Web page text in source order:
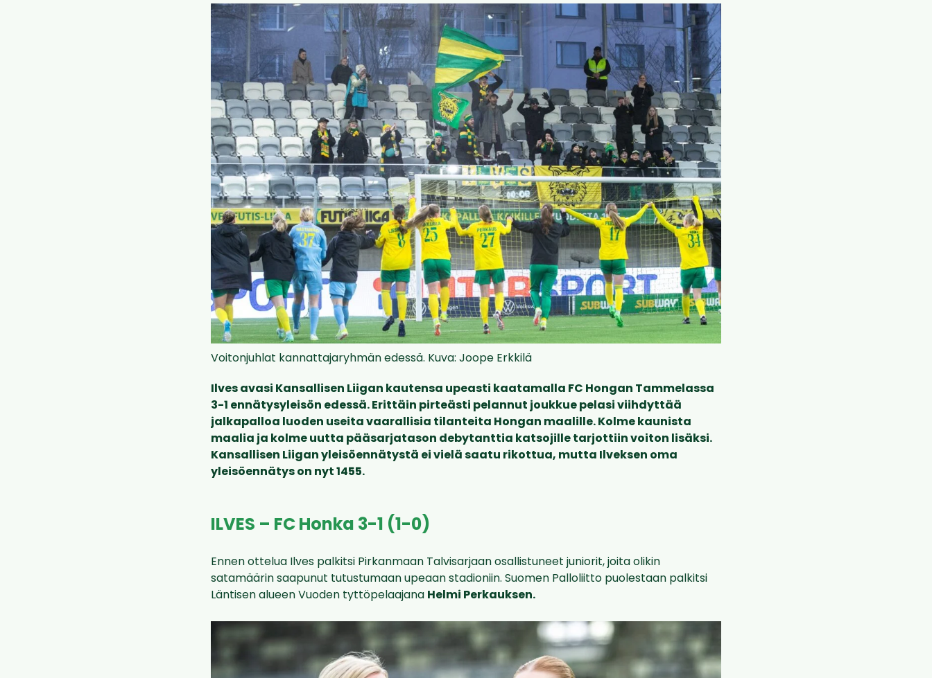
Voitonjuhlat kannattajaryhmän edessä. Kuva: Joope Erkkilä
Ilves avasi Kansallisen Liigan kautensa upeasti kaatamalla FC Hongan Tammelassa
3-1 ennätysyleisön edessä. Erittäin pirteästi pelannut joukkue pelasi viihdyttää
jalkapalloa luoden useita vaarallisia tilanteita Hongan maalille. Kolme kaunista
maalia ja kolme uutta pääsarjatason debytanttia katsojille tarjottiin voiton lisäksi.
Kansallisen Liigan yleisöennätystä ei vielä saatu rikottua, mutta Ilveksen oma
yleisöennätys on nyt 1455.
ILVES – FC Honka 3-1 (1-0)
Ennen ottelua Ilves palkitsi Pirkanmaan Talvisarjaan osallistuneet juniorit, joita olikin
satamäärin saapunut tutustumaan upeaan stadioniin. Suomen Palloliitto puolestaan palkitsi
Läntisen alueen Vuoden tyttöpelaajana Helmi Perkauksen.